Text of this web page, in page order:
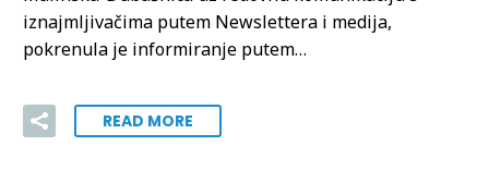
iznajmljivačima putem Newslettera i medija,
pokrenula je informiranje putem…
READ MORE